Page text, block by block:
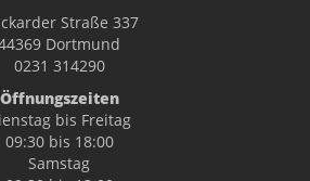
Straße 337
Dortmund
0231 314290
Öffnungszeiten
bis Freitag
09:30 bis 18:00
Samstag